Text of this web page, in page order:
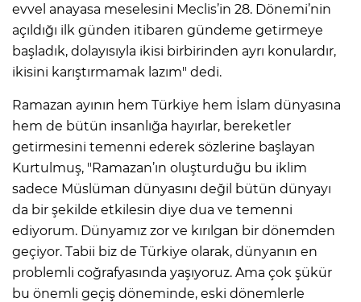
evvel anayasa meselesini Meclis’in 28. Dönemi’nin
açıldığı ilk günden itibaren gündeme getirmeye
başladık, dolayısıyla ikisi birbirinden ayrı konulardır,
ikisini karıştırmamak lazım" dedi.
Ramazan ayının hem Türkiye hem İslam dünyasına
hem de bütün insanlığa hayırlar, bereketler
getirmesini temenni ederek sözlerine başlayan
Kurtulmuş, "Ramazan’ın oluşturduğu bu iklim
sadece Müslüman dünyasını değil bütün dünyayı
da bir şekilde etkilesin diye dua ve temenni
ediyorum. Dünyamız zor ve kırılgan bir dönemden
geçiyor. Tabii biz de Türkiye olarak, dünyanın en
problemli coğrafyasında yaşıyoruz. Ama çok şükür
bu önemli geçiş döneminde, eski dönemlerle